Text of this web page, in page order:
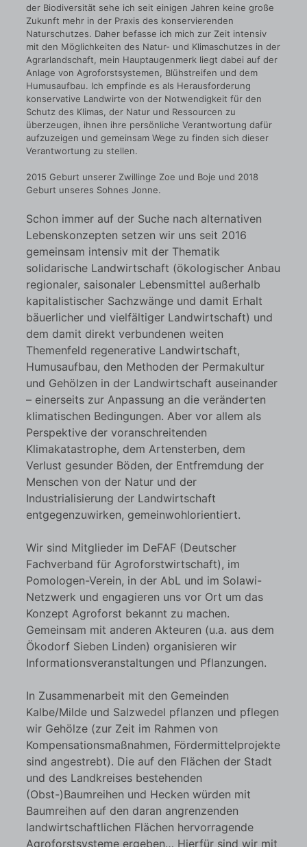
der Biodiversität sehe ich seit einigen Jahren keine große
Zukunft mehr in der Praxis des konservierenden
Naturschutzes. Daher befasse ich mich zur Zeit intensiv
mit den Möglichkeiten des Natur- und Klimaschutzes in der
Agrarlandschaft, mein Hauptaugenmerk liegt dabei auf der
Anlage von Agroforstsystemen, Blühstreifen und dem
Humusaufbau. Ich empfinde es als Herausforderung
konservative Landwirte von der Notwendigkeit für den
Schutz des Klimas, der Natur und Ressourcen zu
überzeugen, ihnen ihre persönliche Verantwortung dafür
aufzuzeigen und gemeinsam Wege zu finden sich dieser
Verantwortung zu stellen.
2015 Geburt unserer Zwillinge Zoe und Boje und 2018
Geburt unseres Sohnes Jonne.
Schon immer auf der Suche nach alternativen
Lebenskonzepten setzen wir uns seit 2016
gemeinsam intensiv mit der Thematik
solidarische Landwirtschaft (ökologischer Anbau
regionaler, saisonaler Lebensmittel außerhalb
kapitalistischer Sachzwänge und damit Erhalt
bäuerlicher und vielfältiger Landwirtschaft) und
dem damit direkt verbundenen weiten
Themenfeld regenerative Landwirtschaft,
Humusaufbau, den Methoden der Permakultur
und Gehölzen in der Landwirtschaft auseinander
– einerseits zur Anpassung an die veränderten
klimatischen Bedingungen. Aber vor allem als
Perspektive der voranschreitenden
Klimakatastrophe, dem Artensterben, dem
Verlust gesunder Böden, der Entfremdung der
Menschen von der Natur und der
Industrialisierung der Landwirtschaft
entgegenzuwirken, gemeinwohlorientiert.
Wir sind Mitglieder im DeFAF (Deutscher
Fachverband für Agroforstwirtschaft), im
Pomologen-Verein, in der AbL und im Solawi-
Netzwerk und engagieren uns vor Ort um das
Konzept Agroforst bekannt zu machen.
Gemeinsam mit anderen Akteuren (u.a. aus dem
Ökodorf Sieben Linden) organisieren wir
Informationsveranstaltungen und Pflanzungen.
In Zusammenarbeit mit den Gemeinden
Kalbe/Milde und Salzwedel pflanzen und pflegen
wir Gehölze (zur Zeit im Rahmen von
Kompensationsmaßnahmen, Fördermittelprojekte
sind angestrebt). Die auf den Flächen der Stadt
und des Landkreises bestehenden
(Obst-)Baumreihen und Hecken würden mit
Baumreihen auf den daran angrenzenden
landwirtschaftlichen Flächen hervorragende
Agroforstsysteme ergeben… Hierfür sind wir mit